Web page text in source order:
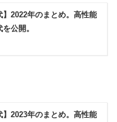
】2022年のまとめ。高性能
公開。
】2023年のまとめ。高性能